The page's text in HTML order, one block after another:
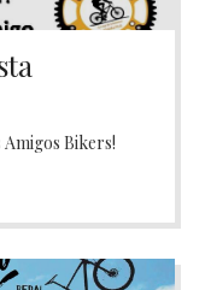
Amigos Bikers!